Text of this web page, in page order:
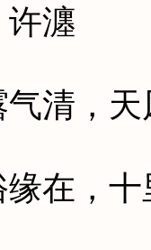
许瀍
清，天
在，十